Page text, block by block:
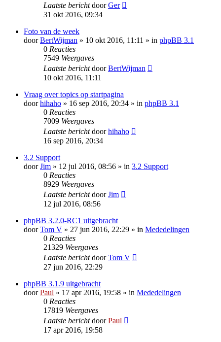
Laatste berichtdoorGer
31 okt 2016, 09:34
Foto van de week
doorBertWijman » 10 okt 2016, 11:11 » in phpBB 3.1
0 Reacties
7549 Weergaves
Laatste berichtdoorBertWijman
10 okt 2016, 11:11
Vraag over topics op startpagina
doorhihaho » 16 sep 2016, 20:34 » in phpBB 3.1
0 Reacties
7009 Weergaves
Laatste berichtdoorhihaho
16 sep 2016, 20:34
3.2 Support
doorJim » 12 jul 2016, 08:56 » in 3.2 Support
0 Reacties
8929 Weergaves
Laatste berichtdoorJim
12 jul 2016, 08:56
phpBB 3.2.0-RC1 uitgebracht
doorTom V » 27 jun 2016, 22:29 » in Mededelingen
0 Reacties
21329 Weergaves
Laatste berichtdoorTom V
27 jun 2016, 22:29
phpBB 3.1.9 uitgebracht
doorPaul » 17 apr 2016, 19:58 » in Mededelingen
0 Reacties
17819 Weergaves
Laatste berichtdoorPaul
17 apr 2016, 19:58